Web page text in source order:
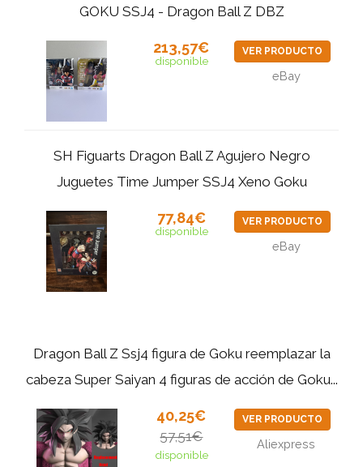
GOKU SSJ4 - Dragon Ball Z DBZ
213,57€
disponible
VER PRODUCTO
eBay
SH Figuarts Dragon Ball Z Agujero Negro
Juguetes Time Jumper SSJ4 Xeno Goku
77,84€
disponible
VER PRODUCTO
eBay
Dragon Ball Z Ssj4 figura de Goku reemplazar la
cabeza Super Saiyan 4 figuras de acción de Goku...
40,25€
57,51€
disponible
VER PRODUCTO
Aliexpress